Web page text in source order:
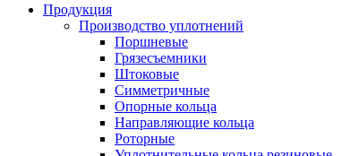
Продукция
Производство уплотнений
Поршневые
Грязесъемники
Штоковые
Симметричные
Опорные кольца
Направляющие кольца
Роторные